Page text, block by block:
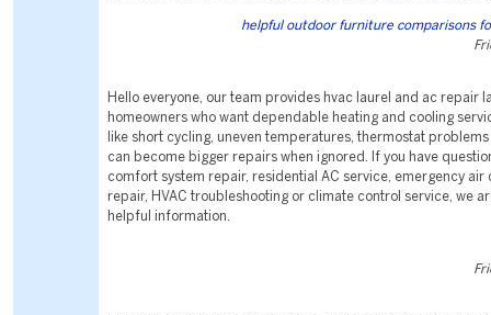
helpful outdoor furniture comparisons
Hello everyone, our team provides hvac laurel and ac repair
homeowners who want dependable heating and cooling
like short cycling, uneven temperatures, thermostat
can become bigger repairs when ignored. If you have
comfort system repair, residential AC service, emergency air
repair, HVAC troubleshooting or climate control service, we
helpful information.